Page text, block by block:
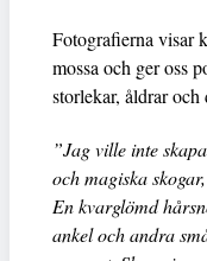
Fotografierna visar
mossa och ger oss
storlekar, åldrar och
”Jag ville inte
och magiska
En kvarglömd
ankel och andra